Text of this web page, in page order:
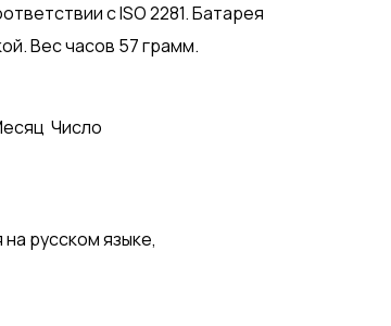
с ISO 2281. Батарея
Вес часов 57 грамм.
Число
русском языке,